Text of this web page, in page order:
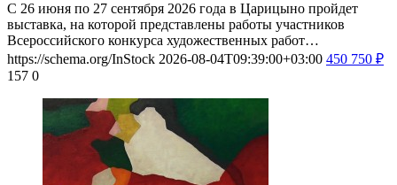
С 26 июня по 27 сентября 2026 года в Царицыно пройдет
выставка, на которой представлены работы участников
Всероссийского конкурса художественных работ…
https://schema.org/InStock 2026-08-04T09:39:00+03:00 450 750 ₽
157 0